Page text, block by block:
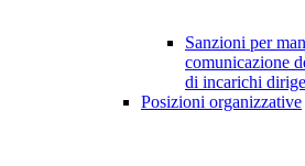
Sanzioni per
comunicazione
di incarichi
Posizioni organizzative